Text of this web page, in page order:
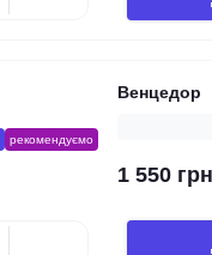
рекомендуємо
Венцедор
1 550